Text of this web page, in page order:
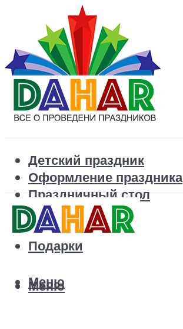
Детский праздник
Оформление праздника
Праздничный стол
Корпоратив
Поздравления
Подарки
Меню
Меню